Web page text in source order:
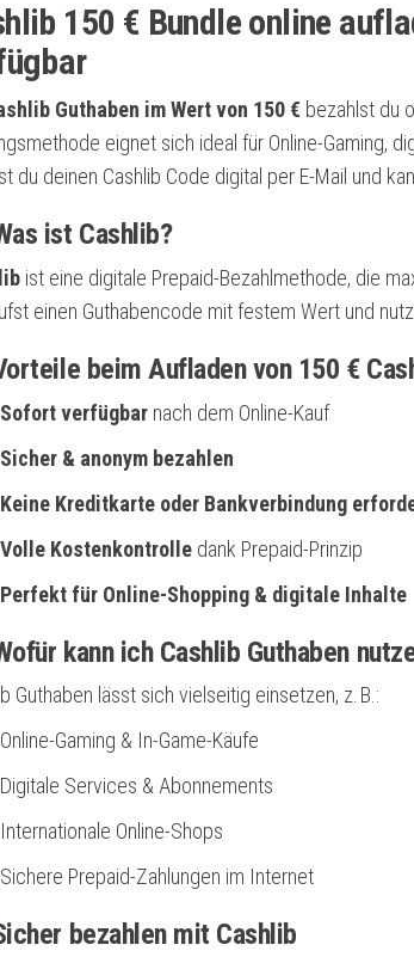
150 € Bundle online
Guthaben im Wert von 150 € bezahlst du
eignet sich ideal für Online-Gaming,
du deinen Cashlib Code digital per E-Mail und
ist Cashlib?
ist eine digitale Prepaid-Bezahlmethode, die
einen Guthabencode mit festem Wert und
beim Aufladen von 150 €
Sofort verfügbar nach dem Online-Kauf
Sicher & anonym bezahlen
Keine Kreditkarte oder Bankverbindung
Volle Kostenkontrolle dank Prepaid-Prinzip
Perfekt für Online-Shopping & digitale Inhalte
kann ich Cashlib Guthaben
Guthaben lässt sich vielseitig einsetzen, z. B.:
Online-Gaming & In-Game-Käufe
Digitale Services & Abonnements
Internationale Online-Shops
Sichere Prepaid-Zahlungen im Internet
bezahlen mit Cashlib